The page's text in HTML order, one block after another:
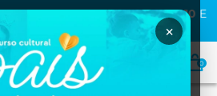
USE O CUPOMMAFRA10 E
0
×